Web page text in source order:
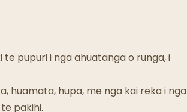
pupuri i nga ahuatanga o runga, i
huamata, hupa, me nga kai reka i nga
pakihi.